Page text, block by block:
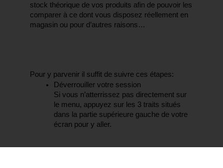
stock théorique de vos produits afin de pouvoir les
comparer à ce dont vous disposez réellement en
magasin ou pour d’autres raisons…
Pour y parvenir il suffit de suivre ces étapes:
Déverrouiller votre session
Si vous n’atterrissez pas directement sur
le menu, appuyez sur les 3 traits situés
dans la partie supérieure gauche de votre
écran pour y aller.